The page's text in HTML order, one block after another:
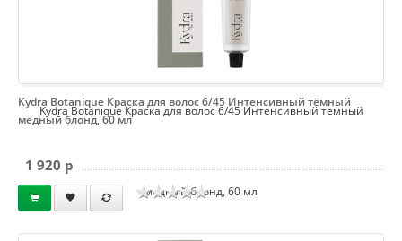
Kydra Botanique Краска для волос 6/45 Интенсивный тёмный
медный блонд, 60 мл
Kydra Botanique Краска для волос 6/45 Интенсивный тёмный
медный блонд, 60 мл
1 920 p